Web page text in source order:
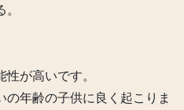
が高いです。
年齢の子供に良く起こりま